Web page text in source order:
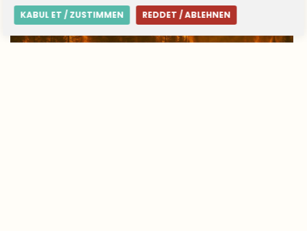
KABUL ET / ZUSTIMMEN
REDDET / ABLEHNEN